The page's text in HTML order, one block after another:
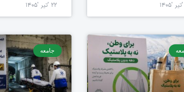
۲۲ 'تیر '۱۴۰۵
جامعه